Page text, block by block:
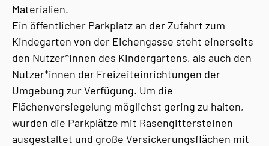
Materialien.
Ein öffentlicher Parkplatz an der Zufahrt zum
Kindegarten von der Eichengasse steht einerseits
den Nutzer*innen des Kindergartens, als auch den
Nutzer*innen der Freizeiteinrichtungen der
Umgebung zur Verfügung. Um die
Flächenversiegelung möglichst gering zu halten,
wurden die Parkplätze mit Rasengittersteinen
ausgestaltet und große Versickerungsflächen mit